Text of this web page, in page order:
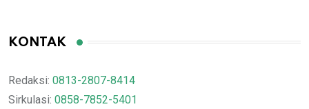
KONTAK
Redaksi: 0813-2807-8414
Sirkulasi: 0858-7852-5401